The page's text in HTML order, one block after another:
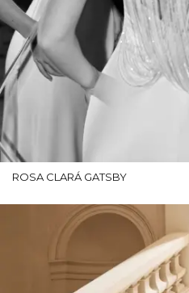
ROSA CLARÁ GATSBY